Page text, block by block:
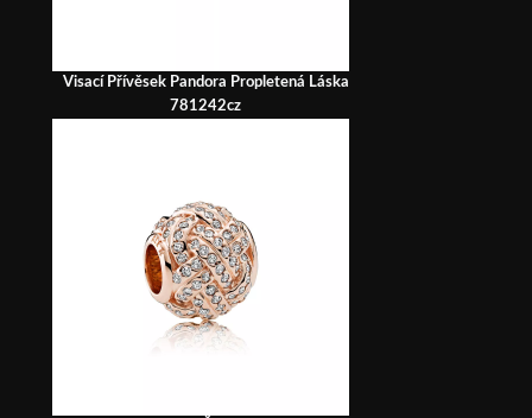
Visací Přívěsek Pandora Propletená Láska
781242cz